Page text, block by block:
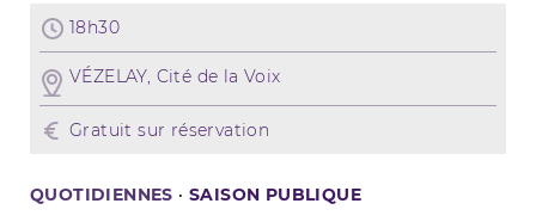
18h30
VÉZELAY, Cité de la Voix
Gratuit sur réservation
QUOTIDIENNES ·SAISON PUBLIQUE